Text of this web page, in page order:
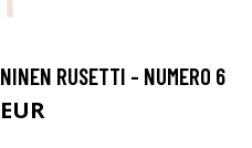
RUSETTI - NUMERO 6